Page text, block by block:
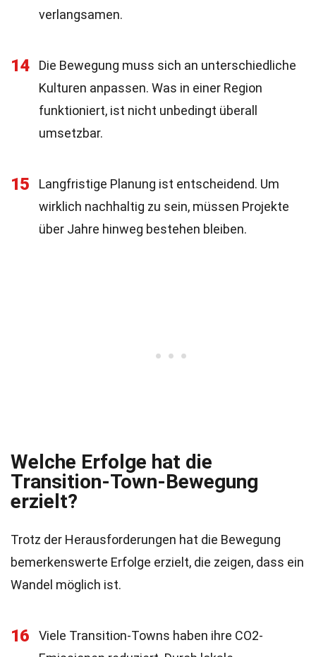
verlangsamen.
14
Die Bewegung muss sich an unterschiedliche
Kulturen anpassen. Was in einer Region
funktioniert, ist nicht unbedingt überall
umsetzbar.
15
Langfristige Planung ist entscheidend. Um
wirklich nachhaltig zu sein, müssen Projekte
über Jahre hinweg bestehen bleiben.
Welche Erfolge hat die
Transition-Town-Bewegung
erzielt?
Trotz der Herausforderungen hat die Bewegung
bemerkenswerte Erfolge erzielt, die zeigen, dass ein
Wandel möglich ist.
16
Viele Transition-Towns haben ihre CO2-